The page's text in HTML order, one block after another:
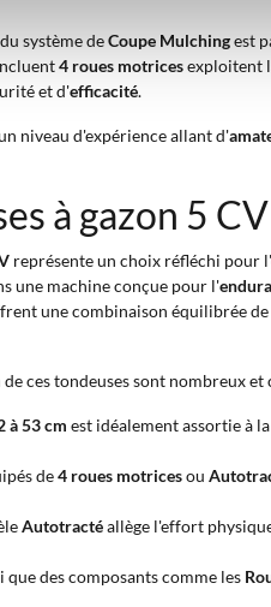
système deCoupe Mulchingest
4 roues motricesexploitent
et d'efficacité.
niveau d'expérience allant d'
à gazon 5 CV
représente un choix réfléchi pour
une machine conçue pour l'
une combinaison équilibrée
ces tondeuses sont nombreux et
à 53 cm est idéalement assortie à
de4 roues motricesou
Autotractéallège l'effort
que des composants comme les